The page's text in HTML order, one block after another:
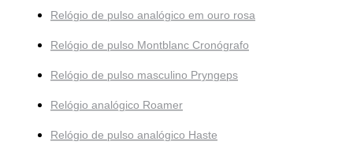
Relógio de pulso analógico em ouro rosa
Relógio de pulso Montblanc Cronógrafo
Relógio de pulso masculino Pryngeps
Relógio analógico Roamer
Relógio de pulso analógico Haste